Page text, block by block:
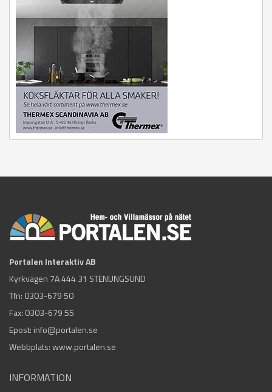
Portalen Interaktiv AB
Kyrkvägen 7A 444 31 STENUNGSUND
Tfn: 0303-679 50
Fax: 0303-679 55
Epost: info@portalen.se
Webbplats: www.portalen.se
INFORMATION